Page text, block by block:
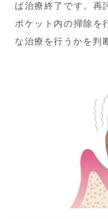
ば治療終了です。再
ポケット内の掃除を
な治療を行うかを判